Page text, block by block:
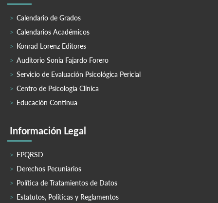
Calendario de Grados
Calendarios Académicos
Konrad Lorenz Editores
Auditorio Sonia Fajardo Forero
Servicio de Evaluación Psicológica Pericial
Centro de Psicología Clínica
Educación Continua
Información Legal
FPQRSD
Derechos Pecuniarios
Política de Tratamientos de Datos
Estatutos, Políticas y Reglamentos